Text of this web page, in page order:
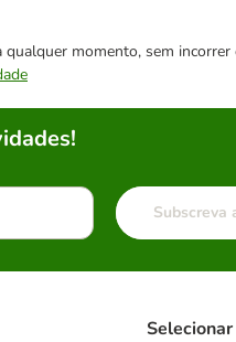
momento, sem
Subscreva